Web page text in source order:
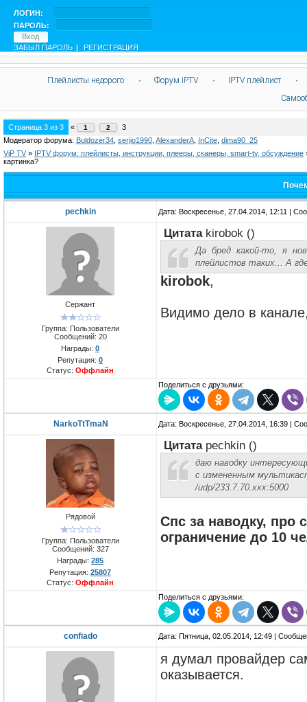
ЛОГИН:
ПАРОЛЬ:
ЗАБЫЛ ПАРОЛЬ | РЕГИСТРАЦИЯ
Плейлисты недорого · Форум IPTV · IPTV плейлист
·
Страница 3 из 3 « 1 2
3
Модератор форума: Buldozer34 serjio1990 AlexanderA InCite dima90_25
ViP TV » IPTV форум: плейлисты, инструкции, плееры, сканеры, smart-tv, обсуждение
картинка?
pechkin Дата: Воскресенье, 27.04.2014, 12:11 |
Сержант
Группа: Пользователи
Сообщений: 20
Награды: 0
Репутация: 0
Статус: Оффлайн
Цитата kirobok ()
Да бред какой-то, я
плейлистов таких... А
kirobok,
Видимо дело в
Поделиться с друзьями:
NarkoTtTmaN Дата: Воскресенье, 27.04.2014, 16:39 |
Рядовой
Группа: Пользователи
Сообщений: 327
Награды: 285
Репутация: 25807
Статус: Оффлайн
Цитата pechkin ()
даю наводку
с измененным
/udp/233.7.70.xxx:5000
Спс за наводку, про
ограничение до 10
Поделиться с друзьями:
confiado Дата: Пятница, 02.05.2014, 12:49 |
я думал провайдер
оказывается.